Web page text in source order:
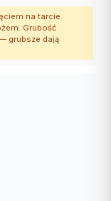
na tarcie.
Grubość
grubsze dają